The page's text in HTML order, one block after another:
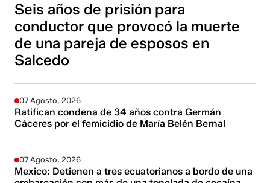
Seis años de prisión para
conductor que provocó la muerte
de una pareja de esposos en
Salcedo
07 Agosto, 2026
Ratifican condena de 34 años contra Germán
Cáceres por el femicidio de María Belén Bernal
07 Agosto, 2026
Mexico: Detienen a tres ecuatorianos a bordo de una